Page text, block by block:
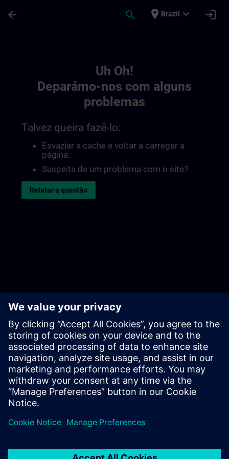
arrow_back search place Brazil expand_more login
Uh Oh!
Deparámo-nos com alguns
problemas
Talvez queira fazê-lo:
Esvaziar a cache e voltar a carregar a
página.
Suspeita de um problema com o site?
Relatar a questão